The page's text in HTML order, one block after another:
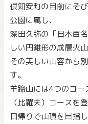
倶知安町の目前にそ
公園に属し、
深田久弥の「日本百
しい円錐形の成層火山
その美しい山容から
す。
羊蹄山には4つのコ
（比羅夫）コースを
日帰りで山頂を目指